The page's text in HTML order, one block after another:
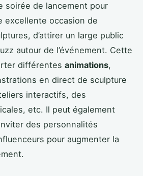
soirée de lancement pour
excellente occasion de
d’attirer un large public
autour de l’événement. Cette
différentes animations,
en direct de sculpture
interactifs, des
etc. Il peut également
des personnalités
pour augmenter la